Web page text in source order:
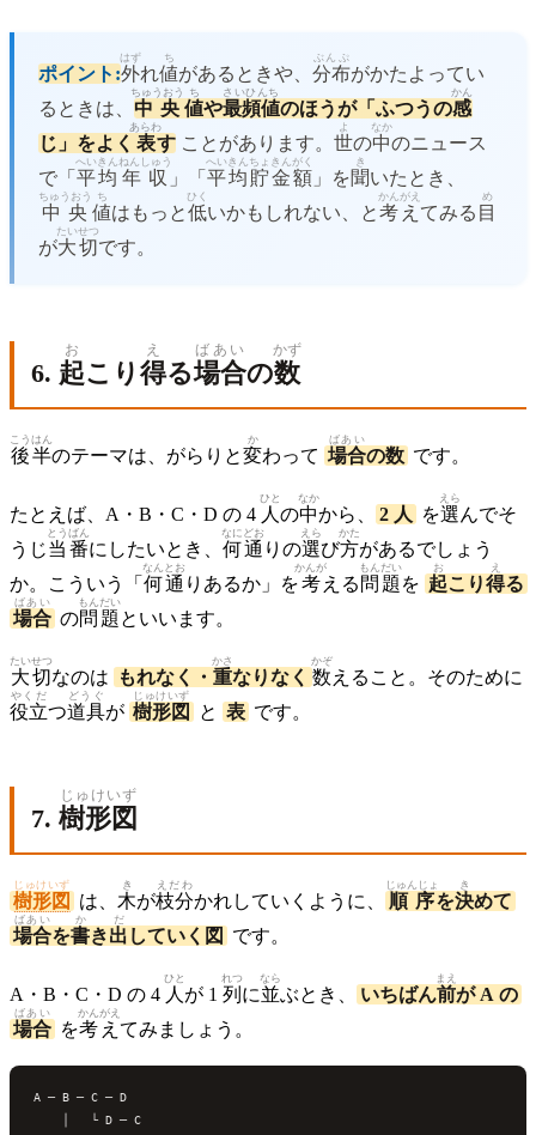
ポイント:外
はず
れ値
ち
があるときや、 分布
ぶんぷ
がかたよってい
るときは、 中央
ちゅうおう
値
ち
や最頻値
さいひんち
のほうが「ふつうの感
かん
じ」をよく 表
あらわ
す ことがあります。 世
よ
の中
なか
のニュース
で「 平均
へいきん
年収
ねんしゅう
」「 平均
へいきん
貯金
ちょきん
額
がく
」を聞
き
いたとき、
中央
ちゅうおう
値
ち
はもっと低
ひく
いかもしれない、と考え
かんがえ
てみる 目
め
が大切
たいせつ
です。
6. 起
お
こり 得
え
る場合
ばあい
の数
かず
後半
こうはん
のテーマは、がらりと変
か
わって 場合
ばあい
の数 です。
たとえば、A・B・C・D の 4 人
ひと
の中
なか
から、 2 人 を選
えら
んでそ
うじ当番
とうばん
にしたいとき、 何
なに
通
どお
りの選
えら
び方
かた
があるでしょう
か。こういう「 何
なん
通
とお
りあるか」を考
かんが
える 問題
もんだい
を 起
お
こり得
え
る
場合
ばあい
の問題
もんだい
といいます。
大切
たいせつ
なのは もれなく・ 重
かさ
なりなく 数
かぞ
えること。そのために
役立
やくだ
つ道具
どうぐ
が 樹形図
じゅけいず
と 表 です。
7. 樹形図
じゅけいず
樹形図
じゅけいず
は、 木
き
が枝分
えだわ
かれしていくように、 順序
じゅんじょ
を決
き
めて
場合
ばあい
を書
か
き出
だ
していく図 です。
A・B・C・D の 4 人
ひと
が 1 列
れつ
に並
なら
ぶとき、 いちばん前
まえ
が A の
場合
ばあい
を考え
かんがえ
てみましょう。
A ─ B ─ C ─ D
    │   └ D ─ C